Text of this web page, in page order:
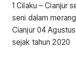
1 Cilaku – Cianjur
seni dalam
Cianjur 04
sejak tahun 2020